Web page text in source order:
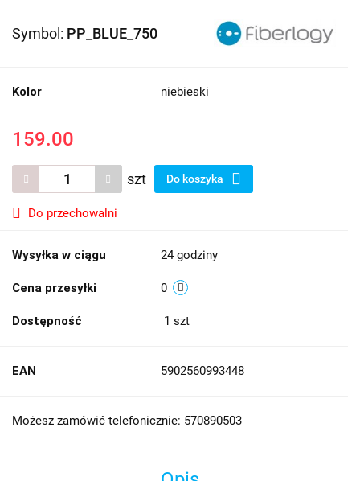
Symbol: PP_BLUE_750
Kolor niebieski
159.00
szt Do koszyka
Do przechowalni
Wysyłka w ciągu 24 godziny
Cena przesyłki 0
Dostępność 1 szt
EAN 5902560993448
Możesz zamówić telefonicznie: 570890503